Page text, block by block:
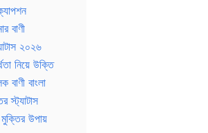
বাণী
২০২৬
নিয়ে উক্তি
বাণী বাংলা
স্ট্যাটাস
উপায়